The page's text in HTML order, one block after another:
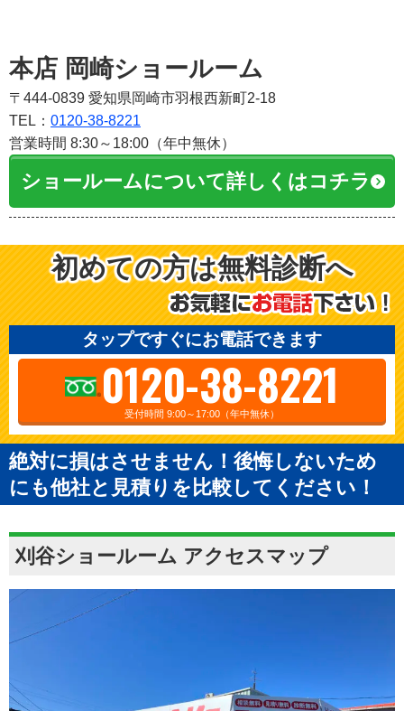
本店 岡崎ショールーム
〒444-0839 愛知県岡崎市羽根西新町2-18
TEL： 0120-38-8221
営業時間 8:30～18:00（年中無休）
ショールームについて詳しくはコチラ
初めての方は無料診断へ
タップですぐにお電話できます
0120-38-8221
受付時間 9:00～17:00（年中無休）
絶対に損はさせません！後悔しないため
にも他社と見積りを比較してください！
刈谷ショールーム アクセスマップ